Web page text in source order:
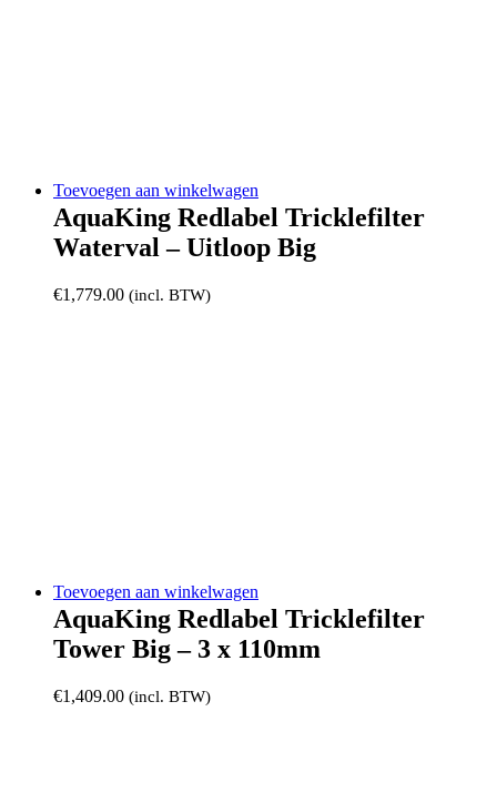
Toevoegen aan winkelwagen
AquaKing Redlabel Tricklefilter
Waterval – Uitloop Big
€1,779.00 (incl. BTW)
Toevoegen aan winkelwagen
AquaKing Redlabel Tricklefilter
Tower Big – 3 x 110mm
€1,409.00 (incl. BTW)